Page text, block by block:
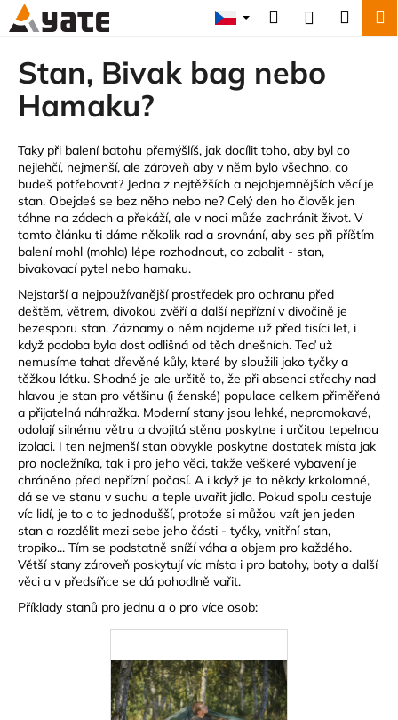
Přejít
na
obsah
HledatPřihlášení
Stan, Bivak bag nebo
Hamaku?
Taky při balení batohu přemýšlíš, jak docílit toho, aby byl co
nejlehčí, nejmenší, ale zároveň aby v něm bylo všechno, co
budeš potřebovat? Jedna z nejtěžších a nejobjemnějších věcí je
stan. Obejdeš se bez něho nebo ne? Celý den ho člověk jen
táhne na zádech a překáží, ale v noci může zachránit život. V
tomto článku ti dáme několik rad a srovnání, aby ses při příštím
balení mohl (mohla) lépe rozhodnout, co zabalit - stan,
bivakovací pytel nebo hamaku.
Nejstarší a nejpoužívanější prostředek pro ochranu před
deštěm, větrem, divokou zvěří a další nepřízní v divočině je
bezesporu stan. Záznamy o něm najdeme už před tisíci let, i
když podoba byla dost odlišná od těch dnešních. Teď už
nemusíme tahat dřevěné kůly, které by sloužili jako tyčky a
těžkou látku. Shodné je ale určitě to, že při absenci střechy nad
hlavou je stan pro většinu (i ženské) populace celkem přiměřená
a přijatelná náhražka. Moderní stany jsou lehké, nepromokavé,
odolají silnému větru a dvojitá stěna poskytne i určitou tepelnou
izolaci. I ten nejmenší stan obvykle poskytne dostatek místa jak
pro nocležníka, tak i pro jeho věci, takže veškeré vybavení je
chráněno před nepřízní počasí. A i když je to někdy krkolomné,
dá se ve stanu v suchu a teple uvařit jídlo. Pokud spolu cestuje
víc lidí, je to o to jednodušší, protože si můžou vzít jen jeden
stan a rozdělit mezi sebe jeho části - tyčky, vnitřní stan,
tropiko... Tím se podstatně sníží váha a objem pro každého.
Větší stany zároveň poskytují víc místa i pro batohy, boty a další
věci a v předsíňce se dá pohodlně vařit.
Příklady stanů pro jednu a o pro více osob:
o
C
o
p
o
t
ř
e
b
j
e
t
e
n
a
j
í
t
?
HLEDAT